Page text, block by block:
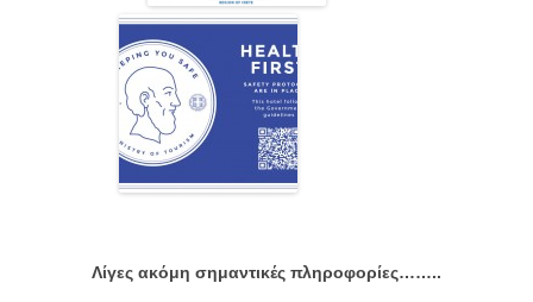
Λίγες ακόμη σημαντικές πληροφορίες……..